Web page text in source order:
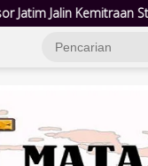
Perpajakan